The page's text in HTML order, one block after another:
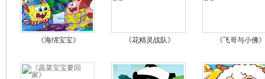
《海绵宝宝》 《花精灵战队》 《飞哥与小佛》